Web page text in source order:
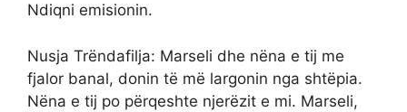
Ndiqni emisionin.
Nusja Trëndafilja: Marseli dhe nëna e tij me
fjalor banal, donin të më largonin nga shtëpia.
Nëna e tij po përqeshte njerëzit e mi. Marseli,